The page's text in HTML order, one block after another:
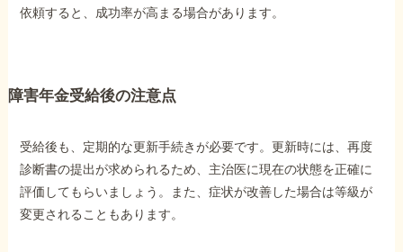
依頼すると、成功率が高まる場合があります。
障害年金受給後の注意点
受給後も、定期的な更新手続きが必要です。更新時には、再度
診断書の提出が求められるため、主治医に現在の状態を正確に
評価してもらいましょう。また、症状が改善した場合は等級が
変更されることもあります。